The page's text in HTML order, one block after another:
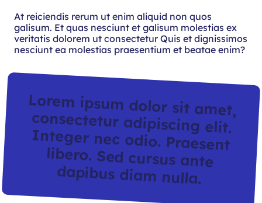
At reiciendis rerum ut enim aliquid non quos
galisum. Et quas nesciunt et galisum molestias ex
veritatis dolorem ut consectetur Quis et dignissimos
nesciunt ea molestias praesentium et beatae enim?
Lorem ipsum dolor sit amet,
consectetur adipiscing elit.
Integer nec odio. Praesent
libero. Sed cursus ante
dapibus diam nulla.